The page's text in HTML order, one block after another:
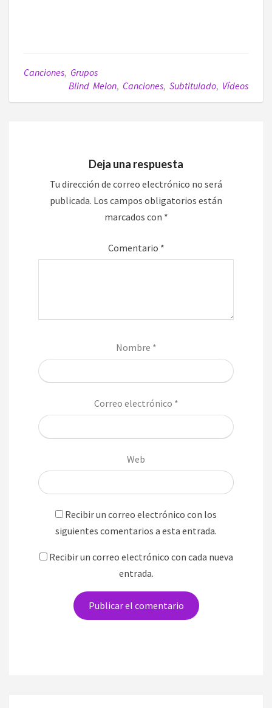
Canciones, Grupos
Blind Melon, Canciones, Subtitulado, Vídeos
Deja una respuesta
Tu dirección de correo electrónico no será
publicada. Los campos obligatorios están
marcados con *
Comentario *
Nombre *
Correo electrónico *
Web
Recibir un correo electrónico con los
siguientes comentarios a esta entrada.
Recibir un correo electrónico con cada nueva
entrada.